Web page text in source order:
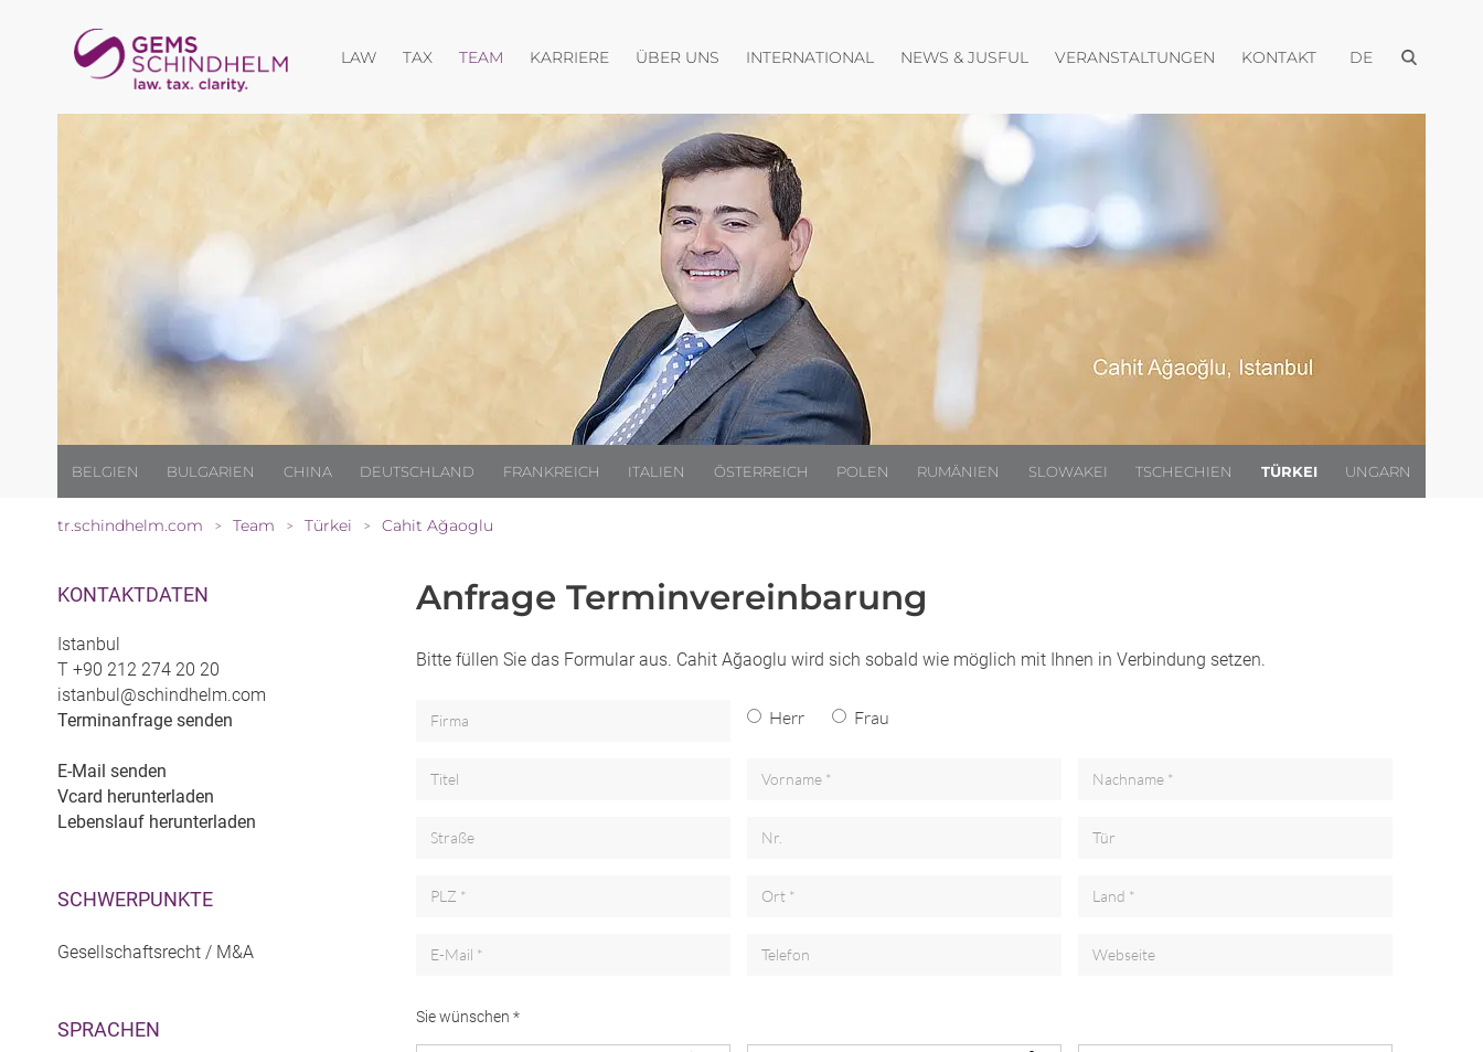
LAWMenü öffnen
TAXMenü öffnen
TEAM KARRIEREMenü öffnen
ÜBER UNS Menü öffnen
INTERNATIONAL Menü öffnen
NEWS & JUSFUL Menü öffnen
VERANSTALTUNGEN Menü öffnen
KONTAKTMenü öffnen
DE Menü öffnen
BELGIEN BULGARIEN CHINA DEUTSCHLAND FRANKREICH ITALIEN ÖSTERREICH POLEN RUMÄNIEN SLOWAKEI TSCHECHIEN TÜRKEI UNGARN
tr.schindhelm.com > Team > Türkei > Cahit Ağaoglu
KONTAKTDATEN
Istanbul
T +90 212 274 20 20
istanbul@schindhelm.com
Terminanfrage senden
E-Mail senden
Vcard herunterladen
Lebenslauf herunterladen
SCHWERPUNKTE
Gesellschaftsrecht / M&A
SPRACHEN
Anfrage Terminvereinbarung
Bitte füllen Sie das Formular aus. Cahit Ağaoglu wird sich sobald wie möglich mit Ihnen in Verbindung setzen.
Herr Frau
Sie wünschen *